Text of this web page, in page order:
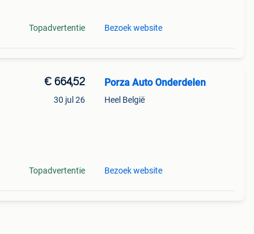
Topadvertentie Bezoek website
€ 664,52
30 jul 26
Topadvertentie
Porza Auto Onderdelen
Heel België
Bezoek website